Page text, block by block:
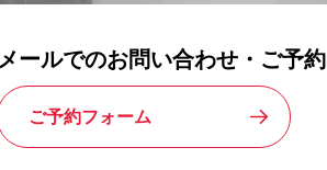
ールでのお問い合わせ・ご予約
ご予約フォーム